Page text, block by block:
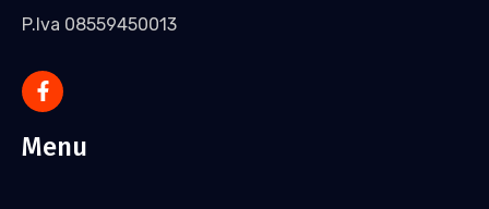
P.Iva 08559450013
Menu